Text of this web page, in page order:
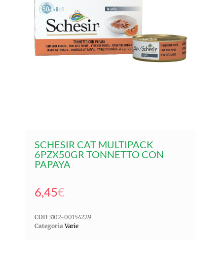
SCHESIR CAT MULTIPACK
6PZX50GR TONNETTO CON
PAPAYA
6,45€
COD 3102-00154229
Categoria Varie